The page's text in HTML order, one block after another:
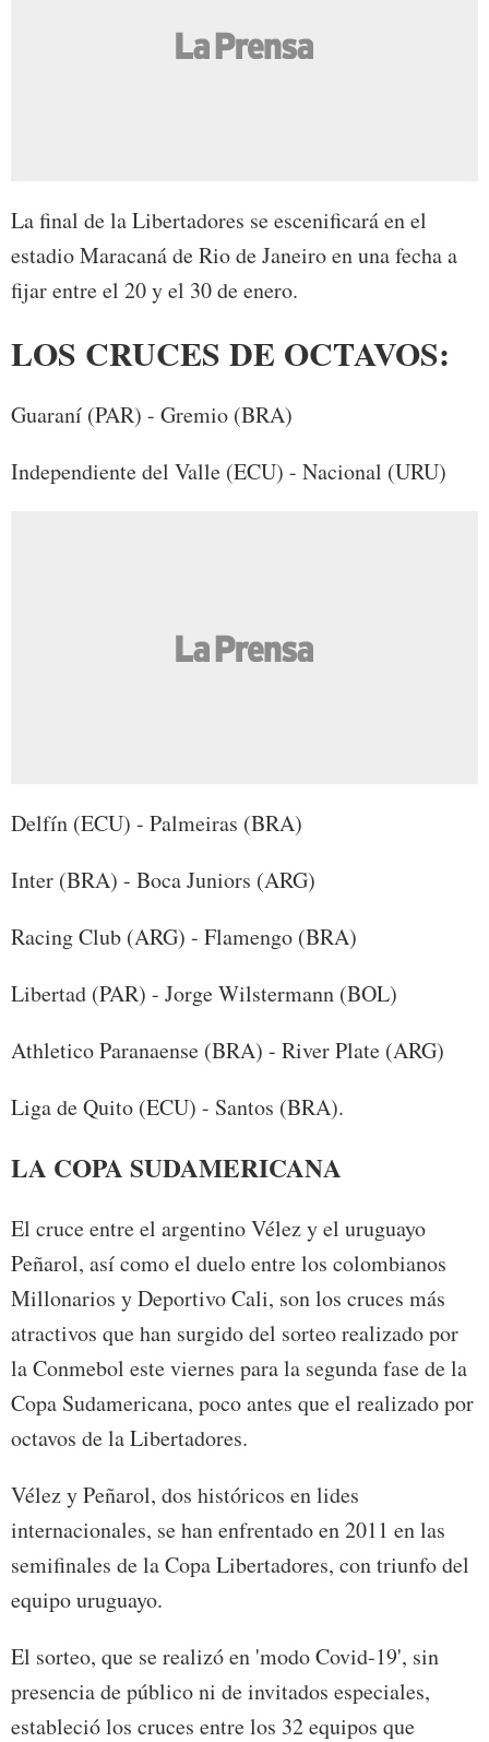
La final de la Libertadores se escenificará en el
estadio Maracaná de Rio de Janeiro en una fecha a
fijar entre el 20 y el 30 de enero.
LOS CRUCES DE OCTAVOS:
Guaraní (PAR) - Gremio (BRA)
Independiente del Valle (ECU) - Nacional (URU)
Delfín (ECU) - Palmeiras (BRA)
Inter (BRA) - Boca Juniors (ARG)
Racing Club (ARG) - Flamengo (BRA)
Libertad (PAR) - Jorge Wilstermann (BOL)
Athletico Paranaense (BRA) - River Plate (ARG)
Liga de Quito (ECU) - Santos (BRA).
LA COPA SUDAMERICANA
El cruce entre el argentino Vélez y el uruguayo
Peñarol, así como el duelo entre los colombianos
Millonarios y Deportivo Cali, son los cruces más
atractivos que han surgido del sorteo realizado por
la Conmebol este viernes para la segunda fase de la
Copa Sudamericana, poco antes que el realizado por
octavos de la Libertadores.
Vélez y Peñarol, dos históricos en lides
internacionales, se han enfrentado en 2011 en las
semifinales de la Copa Libertadores, con triunfo del
equipo uruguayo.
El sorteo, que se realizó en 'modo Covid-19', sin
presencia de público ni de invitados especiales,
estableció los cruces entre los 32 equipos que